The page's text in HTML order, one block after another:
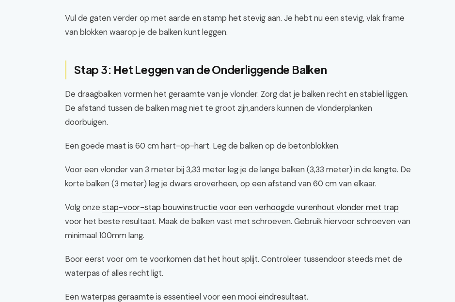
Vul de gaten verder op met aarde en stamp het stevig aan. Je hebt nu een stevig, vlak frame
van blokken waarop je de balken kunt leggen.
Stap 3: Het Leggen van de Onderliggende Balken
De draagbalken vormen het geraamte van je vlonder. Zorg dat je balken recht en stabiel liggen.
De afstand tussen de balken mag niet te groot zijn,anders kunnen de vlonderplanken
doorbuigen.
Een goede maat is 60 cm hart-op-hart. Leg de balken op de betonblokken.
Voor een vlonder van 3 meter bij 3,33 meter leg je de lange balken (3,33 meter) in de lengte. De
korte balken (3 meter) leg je dwars eroverheen, op een afstand van 60 cm van elkaar.
Volg onze stap-voor-stap bouwinstructie voor een verhoogde vurenhout vlonder met trap
voor het beste resultaat. Maak de balken vast met schroeven. Gebruik hiervoor schroeven van
minimaal 100mm lang.
Boor eerst voor om te voorkomen dat het hout splijt. Controleer tussendoor steeds met de
waterpas of alles recht ligt.
Een waterpas geraamte is essentieel voor een mooi eindresultaat.